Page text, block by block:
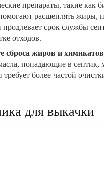
препараты, такие как
расщеплять жиры,
продлевает срок службы
отходов.
сброса жиров и химикатов
попадающие в септик,
требует более частой
для выкачки